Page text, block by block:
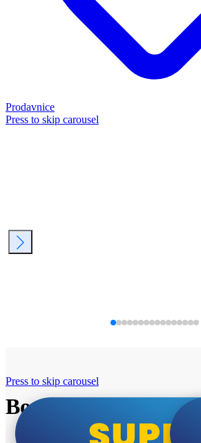
Prodavnice
Press to skip carousel
Bosch super cene
Press to skip carousel